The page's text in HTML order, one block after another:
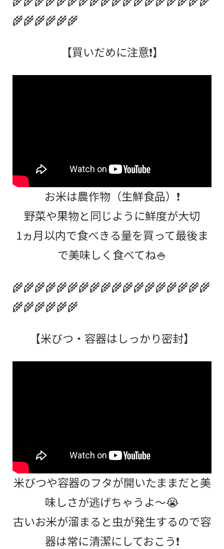
🌾🌾🌾🌾🌾🌾
【買いだめに注意❗】
お米は農作物（生鮮食品）❗
野菜や果物と同じように鮮度が大切
1ヵ月以内で食べきる量を買って最後ま
で美味しく食べてね🍚
🌾🌾🌾🌾🌾🌾🌾🌾🌾🌾🌾🌾🌾🌾🌾🌾🌾🌾
🌾🌾🌾🌾🌾🌾
【米びつ・容器はしっかり密封】
米びつや容器のフタが開いたままだと美
味しさが逃げちゃうよ～😭
古いお米が溜まると虫が発生するので容
器は常に清潔にしておこう❗